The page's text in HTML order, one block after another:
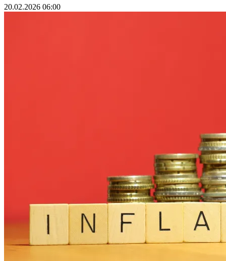
20.02.2026 06:00